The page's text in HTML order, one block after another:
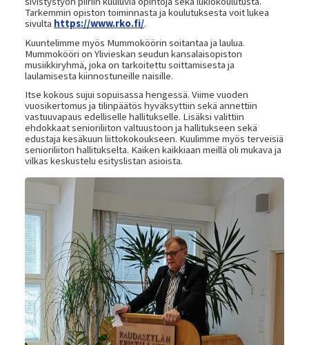
Tarkemmin opiston toiminnasta ja koulutuksesta voit lukea
sivulta https://www.rko.fi/.
Kuuntelimme myös Mummoköörin soitantaa ja laulua.
Mummokööri on Ylivieskan seudun kansalaisopiston
musiikkiryhmä, joka on tarkoitettu soittamisesta ja
laulamisesta kiinnostuneille naisille.
Itse kokous sujui sopuisassa hengessä. Viime vuoden
vuosikertomus ja tilinpäätös hyväksyttiin sekä annettiin
vastuuvapaus edelliselle hallitukselle. Lisäksi valittiin
ehdokkaat senioriliiton valtuustoon ja hallitukseen sekä
edustaja kesäkuun liittokokoukseen. Kuulimme myös terveisiä
senioriliiton hallitukselta. Kaiken kaikkiaan meillä oli mukava ja
vilkas keskustelu esityslistan asioista.